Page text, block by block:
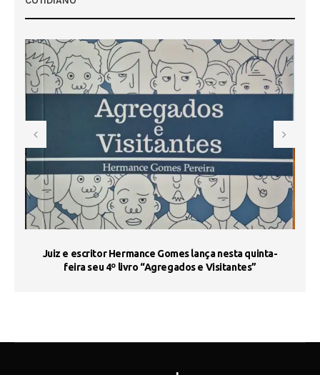
Juiz e escritor Hermance Gomes lança nesta quinta-
feira seu 4º livro “Agregados e Visitantes”